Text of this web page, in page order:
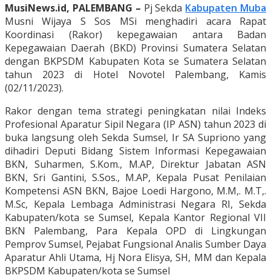
MusiNews.id, PALEMBANG – Pj Sekda Kabupaten Muba
Musni Wijaya S Sos MSi menghadiri acara Rapat
Koordinasi (Rakor) kepegawaian antara Badan
Kepegawaian Daerah (BKD) Provinsi Sumatera Selatan
dengan BKPSDM Kabupaten Kota se Sumatera Selatan
tahun 2023 di Hotel Novotel Palembang, Kamis
(02/11/2023).
Rakor dengan tema strategi peningkatan nilai Indeks
Profesional Aparatur Sipil Negara (IP ASN) tahun 2023 di
buka langsung oleh Sekda Sumsel, Ir SA Supriono yang
dihadiri Deputi Bidang Sistem Informasi Kepegawaian
BKN, Suharmen, S.Kom., M.AP, Direktur Jabatan ASN
BKN, Sri Gantini, S.Sos., M.AP, Kepala Pusat Penilaian
Kompetensi ASN BKN, Bajoe Loedi Hargono, M.M,. M.T,.
M.Sc, Kepala Lembaga Administrasi Negara RI, Sekda
Kabupaten/kota se Sumsel, Kepala Kantor Regional VII
BKN Palembang, Para Kepala OPD di Lingkungan
Pemprov Sumsel, Pejabat Fungsional Analis Sumber Daya
Aparatur Ahli Utama, Hj Nora Elisya, SH, MM dan Kepala
BKPSDM Kabupaten/kota se Sumsel